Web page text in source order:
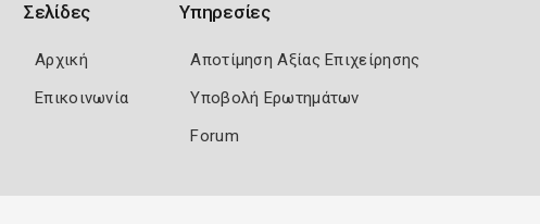
Σελίδες
Αρχική
Επικοινωνία
Υπηρεσίες
Αποτίμηση Αξίας Επιχείρησης
Υποβολή Ερωτημάτων
Forum